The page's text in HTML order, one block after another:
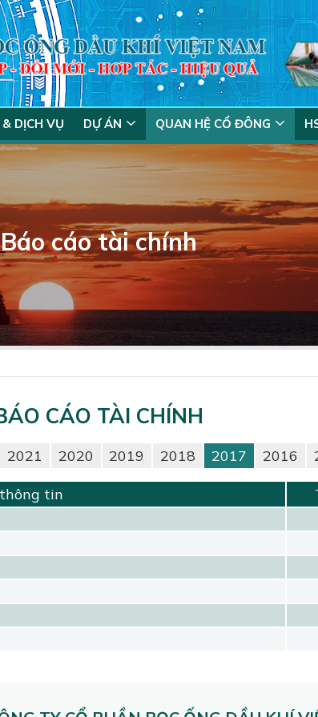
DỊCH VỤ DỰ ÁN QUAN HỆ CỔ ĐÔNG
Báo cáo tài chính
CÁO TÀI CHÍNH
2021 2020 2019 2018 2017 2016
tin